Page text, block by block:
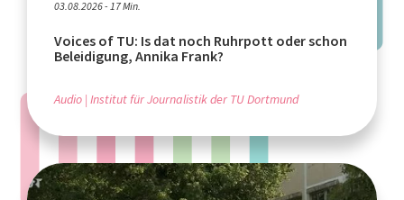
03.08.2026 - 17 Min.
Voices of TU: Is dat noch Ruhrpott oder schon
Beleidigung, Annika Frank?
Audio Institut für Journalistik der TU Dortmund